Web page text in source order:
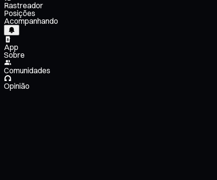
Rastreador
Posições
Acompanhando
App
Sobre
Comunidades
Opinião